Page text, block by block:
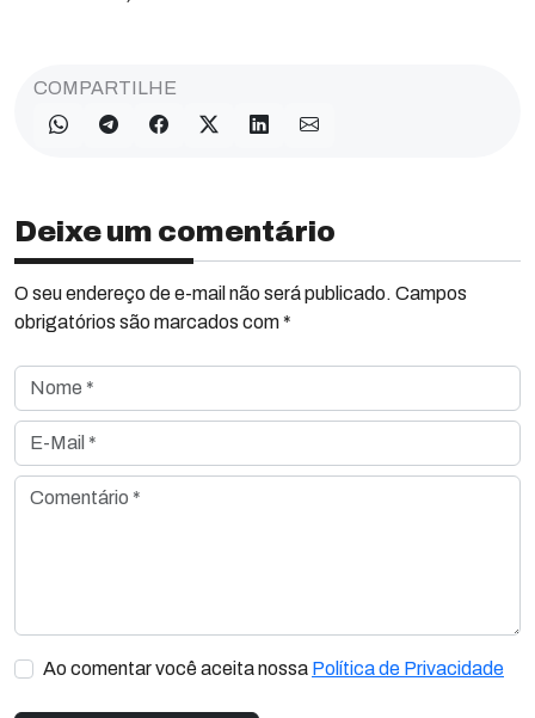
COMPARTILHE
Deixe um comentário
O seu endereço de e-mail não será publicado. Campos
obrigatórios são marcados com *
Nome *
E-Mail *
Comentário *
Ao comentar você aceita nossa Política de Privacidade